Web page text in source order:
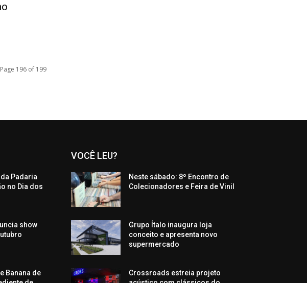
Page 196 of 199
Padaria
no Dia dos
show
Banana de
VOCÊ LEU?
Neste sábado: 8º Encontro de
Colecionadores e Feira de Vinil
Grupo Ítalo inaugura loja
conceito e apresenta novo
supermercado
Crossroads estreia projeto